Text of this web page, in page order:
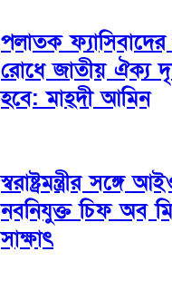
পলাতক
রোধে জাতীয় ঐক্য
হবে: মাহ্দী আমিন
স্বরাষ্ট্রমন্ত্রীর সঙ্গে
নবনিযুক্ত চিফ অব
সাক্ষাৎ